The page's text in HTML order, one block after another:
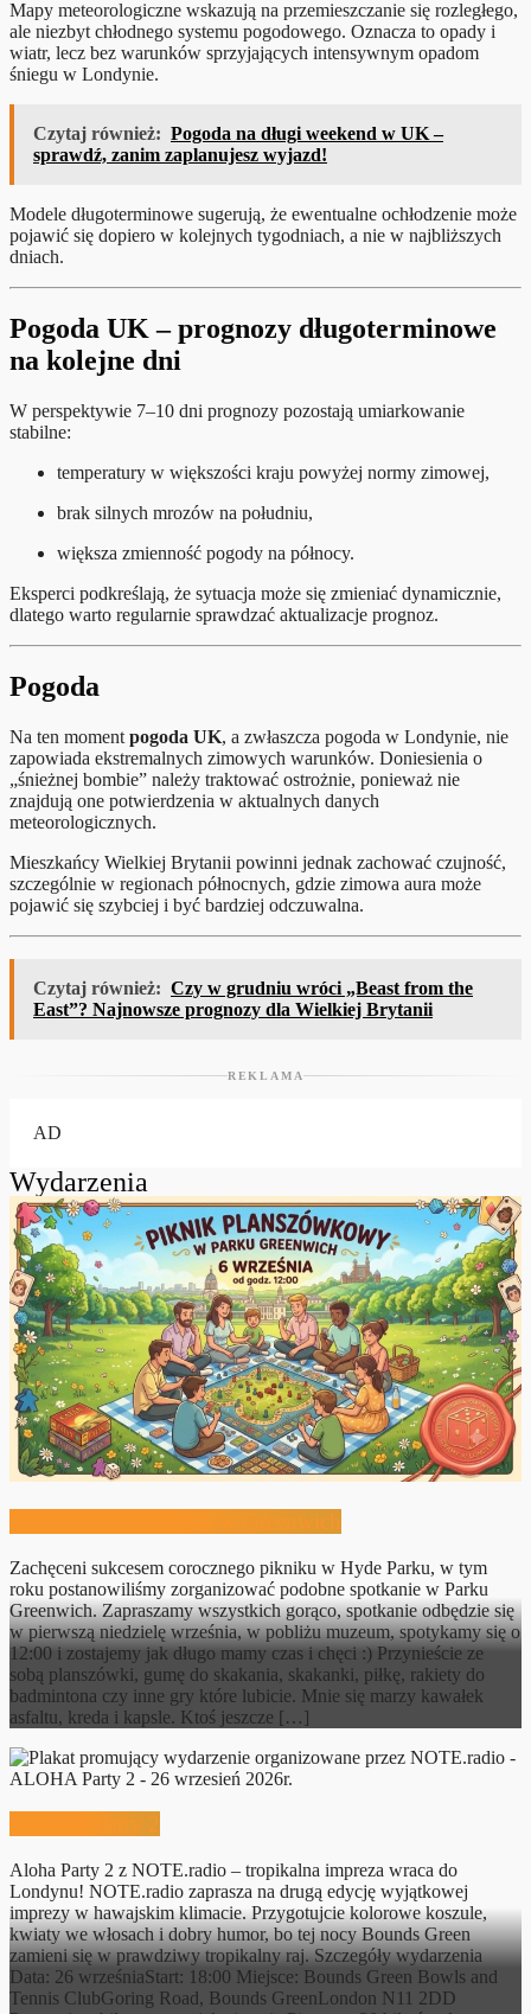
Mapy meteorologiczne wskazują na przemieszczanie się rozległego,
ale niezbyt chłodnego systemu pogodowego. Oznacza to opady i
wiatr, lecz bez warunków sprzyjających intensywnym opadom
śniegu w Londynie.
Czytaj również: Pogoda na długi weekend w UK –
sprawdź, zanim zaplanujesz wyjazd!
Modele długoterminowe sugerują, że ewentualne ochłodzenie może
pojawić się dopiero w kolejnych tygodniach, a nie w najbliższych
dniach.
Pogoda UK – prognozy długoterminowe
na kolejne dni
W perspektywie 7–10 dni prognozy pozostają umiarkowanie
stabilne:
temperatury w większości kraju powyżej normy zimowej,
brak silnych mrozów na południu,
większa zmienność pogody na północy.
Eksperci podkreślają, że sytuacja może się zmieniać dynamicznie,
dlatego warto regularnie sprawdzać aktualizacje prognoz.
Pogoda
Na ten moment pogoda UK, a zwłaszcza pogoda w Londynie, nie
zapowiada ekstremalnych zimowych warunków. Doniesienia o
„śnieżnej bombie” należy traktować ostrożnie, ponieważ nie
znajdują one potwierdzenia w aktualnych danych
meteorologicznych.
Mieszkańcy Wielkiej Brytanii powinni jednak zachować czujność,
szczególnie w regionach północnych, gdzie zimowa aura może
pojawić się szybciej i być bardziej odczuwalna.
Czytaj również: Czy w grudniu wróci „Beast from the
East”? Najnowsze prognozy dla Wielkiej Brytanii
REKLAMA
AD
Wydarzenia
Planszówkowy Piknik w Greenwich
Zachęceni sukcesem corocznego pikniku w Hyde Parku, w tym
roku postanowiliśmy zorganizować podobne spotkanie w Parku
Greenwich. Zapraszamy wszystkich gorąco, spotkanie odbędzie się
w pierwszą niedzielę września, w pobliżu muzeum, spotykamy się o
12:00 i zostajemy jak długo mamy czas i chęci :) Przynieście ze
sobą planszówki, gumę do skakania, skakanki, piłkę, rakiety do
badmintona czy inne gry które lubicie. Mnie się marzy kawałek
asfaltu, kreda i kapsle. Ktoś jeszcze […]
ALOHA Party 2
Aloha Party 2 z NOTE.radio – tropikalna impreza wraca do
Londynu! NOTE.radio zaprasza na drugą edycję wyjątkowej
imprezy w hawajskim klimacie. Przygotujcie kolorowe koszule,
kwiaty we włosach i dobry humor, bo tej nocy Bounds Green
zamieni się w prawdziwy tropikalny raj. Szczegóły wydarzenia
Data: 26 wrześniaStart: 18:00 Miejsce: Bounds Green Bowls and
Tennis ClubGoring Road, Bounds GreenLondon N11 2DD